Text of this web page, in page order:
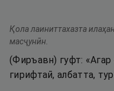
Қола лаиниттахазта
масҷунӣн.
(Фиръавн) гуфт:
гирифтаӣ, албатта,